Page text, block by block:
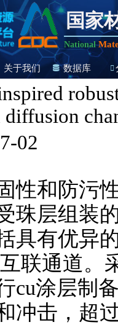
国家
National
关于我们 数据库
02
性和防污
珠层组装
具有优异
联通道。
cu涂层制
冲击，超